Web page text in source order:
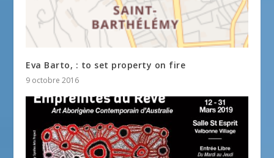
Eva Barto, : to set property on fire
9 octobre 2016